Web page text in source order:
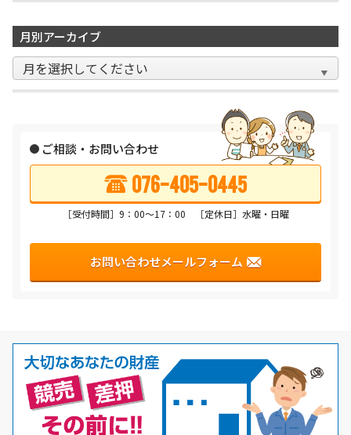
月別アーカイブ
ご相談・お問い合わせ
076-405-0445
［受付時間］9：00〜17：00 ［定休日］水曜・日曜
お問い合わせメールフォーム